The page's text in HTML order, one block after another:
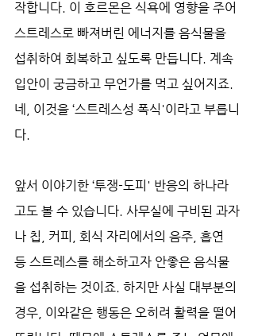
작합니다. 이 호르몬은 식욕에 영향을 주어
스트레스로 빠져버린 에너지를 음식물을
섭취하여 회복하고 싶도록 만듭니다. 계속
입안이 궁금하고 무언가를 먹고 싶어지죠.
네, 이것을 ‘스트레스성 폭식'이라고 부릅니
다.
앞서 이야기한 ‘투쟁-도피' 반응의 하나라
고도 볼 수 있습니다. 사무실에 구비된 과자
나 칩, 커피, 회식 자리에서의 음주, 흡연
등 스트레스를 해소하고자 안좋은 음식물
을 섭취하는 것이죠. 하지만 사실 대부분의
경우, 이와같은 행동은 오히려 활력을 떨어